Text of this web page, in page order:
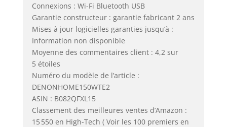
Connexions : Wi-Fi Bluetooth USB
Garantie constructeur : garantie fabricant 2 ans
Mises à jour logicielles garanties jusqu’à :
Information non disponible
Moyenne des commentaires client : 4,2 sur
5 étoiles
Numéro du modèle de l’article :
DENONHOME150WTE2
ASIN : B082QFXL15
Classement des meilleures ventes d’Amazon :
15 550 en High-Tech ( Voir les 100 premiers en